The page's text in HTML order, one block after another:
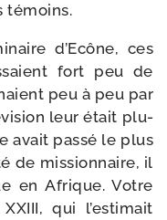
témoins.
d’Ecône, ces
fort peu de
peu à peu par
leur était plu­
avait pas­sé le plus
de mis­sion­naire, il
en Afrique. Votre
qui l’es­ti­mait